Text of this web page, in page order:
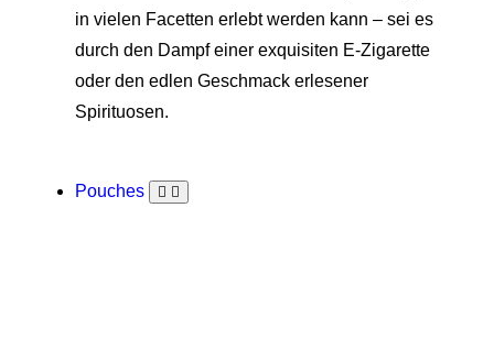
in vielen Facetten erlebt werden kann – sei es
durch den Dampf einer exquisiten E-Zigarette
oder den edlen Geschmack erlesener
Spirituosen.
Pouches